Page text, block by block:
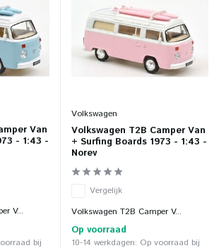
Van
- 1:43 -
V...
bij
Volkswagen
Volkswagen T2B Camper Van
+ Surfing Boards 1973 - 1:43 -
Norev
Vergelijk
Volkswagen T2B Camper V...
Op voorraad
10-14 werkdagen: Op voorraad bij